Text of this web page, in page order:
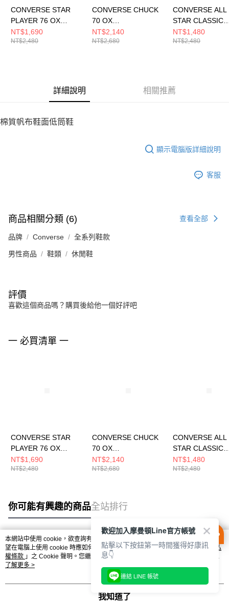
CONVERSE STAR
PLAYER 76 OX
VINTAGE
WHITE/BLACK 男女
NT$1,690
NT$2,480
CONVERSE CHUCK
70 OX
BLACK/VINTAGE
WHITE 休閒鞋 男女 黑
NT$2,140
NT$2,680
CONVERSE ALL
STAR CLASSIC
TRAINER OX
YELLOW/
NT$1,480
NT$2,480
詳細說明 相關推薦
棉質帆布鞋面低筒鞋
顯示電腦版詳細說明
客服
商品相關分類 (6) 查看全部
品牌 Converse 全系列鞋款
男性商品 鞋類 休閒鞋
評價
喜歡這個商品嗎？購買後給他一個好評吧
一 必買清單 一
CONVERSE STAR
PLAYER 76 OX
VINTAGE
WHITE/BLACK 男女
NT$1,690
NT$2,480
CONVERSE CHUCK
70 OX
BLACK/VINTAGE
WHITE 休閒鞋 男女 黑
NT$2,140
NT$2,680
CONVERSE ALL
STAR CLASSIC
TRAINER OX
YELLOW/
NT$1,480
NT$2,480
你可能有興趣的商品全站排行
熱門標籤
本網站中使用 cookie，欲查詢有關本網站使用 cookie 方式之詳情，及若您不希
望在電腦上使用 cookie 時應如何變更電腦的 cookie 設定，請參閱本網站「
隱私
權條款 」之 Cookie 聲明。您繼續使用本網站即表示您同意本公司得按本網站使
用條款之 Cookie 聲明使用 cookie。
了解更多 >
我知道了
歡迎加入摩曼頓Line官方帳號
點擊以下按鈕第一時間獲得好康訊
息👇
連結 LINE 帳號